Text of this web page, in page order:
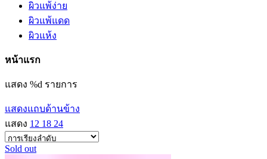
ผิวแพ้ง่าย
ผิวแพ้แดด
ผิวแห้ง
หน้าแรก
แสดง %d รายการ
แสดงแถบด้านข้าง
แสดง 12 18 24
Sold out